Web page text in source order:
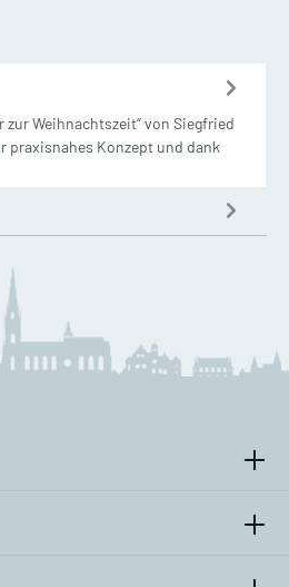
zur Weihnachtszeit“ von Siegfried
praxisnahes Konzept und dank